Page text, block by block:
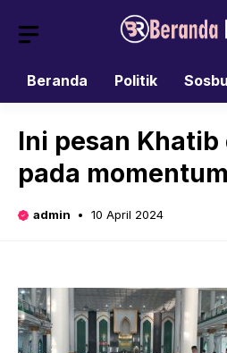
Beranda
Politik
Ini pesan
pada
admin 10 April 2024